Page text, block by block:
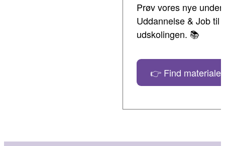
Prøv vores nye
Uddannelse & Job til
udskolingen. 📚
👉 Find